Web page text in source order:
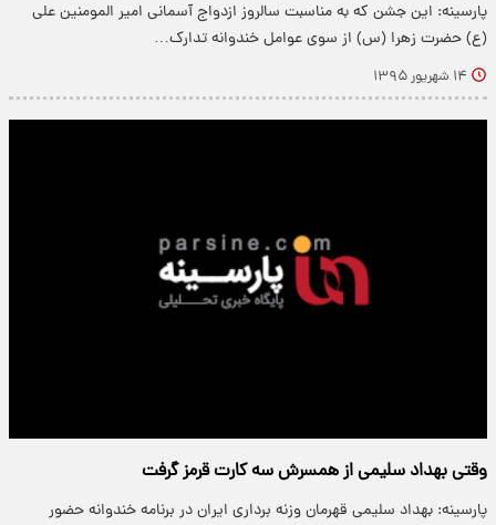
پارسینه: این جشن که به مناسبت سالروز ازدواج آسمانی امیر المومنین علی
(ع) حضرت زهرا (س) از سوی عوامل خندوانه تدارک…
۱۴ شهریور ۱۳۹۵
وقتی بهداد سلیمی از همسرش سه کارت قرمز گرفت
پارسینه: بهداد سلیمی قهرمان وزنه برداری ایران در برنامه خندوانه حضور